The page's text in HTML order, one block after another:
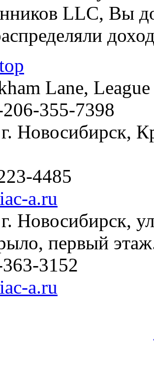
LLC, Вы
Lane,
355-7398
Новосибирск,
4485
a.ru
Новосибирск,
первый
3152
a.ru